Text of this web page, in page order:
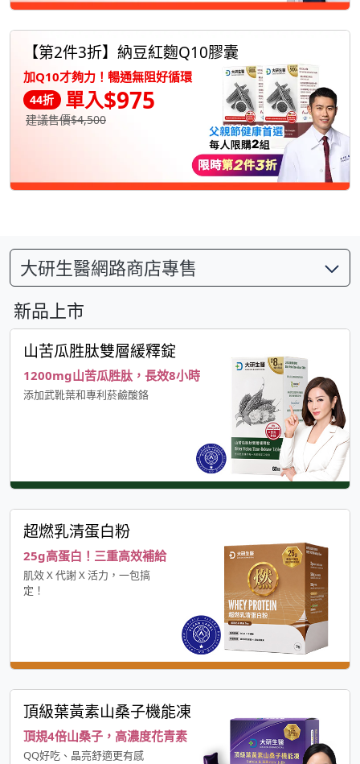
【第2件3折】納豆紅麴Q10膠囊
加Q10才夠力！暢通無阻好循環
44折 單入$975
建議售價$4,500
大研生醫網路商店專售
新品上市
山苦瓜胜肽雙層緩釋錠
1200mg山苦瓜胜肽，長效8小時
添加武靴葉和專利菸鹼酸鉻
超燃乳清蛋白粉
25g高蛋白！三重高效補給
肌效 X 代謝 X 活力，一包搞
定！
頂級葉黃素山桑子機能凍
頂規4倍山桑子，高濃度花青素
QQ好吃、晶亮舒適更有感